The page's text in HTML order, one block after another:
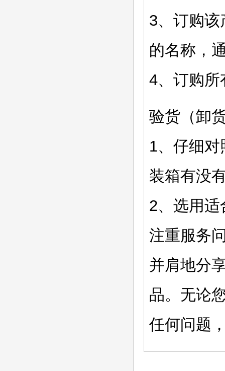
3、订购
的名称，
4、订购所
验货（卸
1、仔细
装箱有没
2、选用
注重服务
并肩地分
品。无论
任何问题